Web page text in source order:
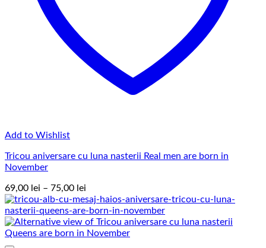
Add to Wishlist
Tricou aniversare cu luna nasterii Real men are born in
November
69,00 lei – 75,00 lei
de
prețuri:
69,00 lei
până